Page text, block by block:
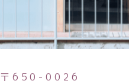
〒650-0026